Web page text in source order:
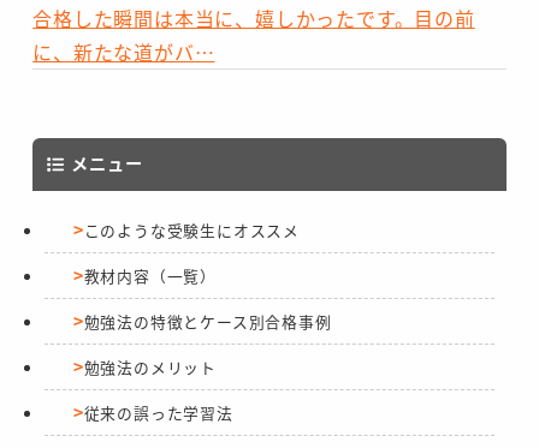
合格した瞬間は本当に、嬉しかったです。目の前
に、新たな道がバ…
メニュー
このような受験生にオススメ
教材内容（一覧）
勉強法の特徴とケース別合格事例
勉強法のメリット
従来の誤った学習法